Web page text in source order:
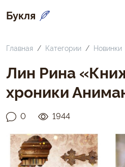
Букля
Главная Категории Новинки
Лин Рина
хроники
0 1944